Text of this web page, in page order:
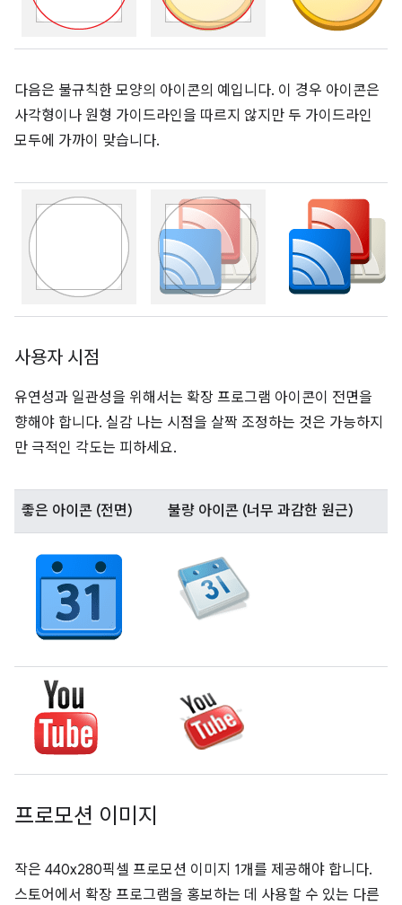
다음은 불규칙한 모양의 아이콘의 예입니다. 이 경우 아이콘은
사각형이나 원형 가이드라인을 따르지 않지만 두 가이드라인
모두에 가까이 맞습니다.
사용자 시점
유연성과 일관성을 위해서는 확장 프로그램 아이콘이 전면을
향해야 합니다. 실감 나는 시점을 살짝 조정하는 것은 가능하지
만 극적인 각도는 피하세요.
좋은 아이콘 (전면) 불량 아이콘 (너무 과감한 원근)
프로모션 이미지
작은 440x280픽셀 프로모션 이미지 1개를 제공해야 합니다.
스토어에서 확장 프로그램을 홍보하는 데 사용할 수 있는 다른